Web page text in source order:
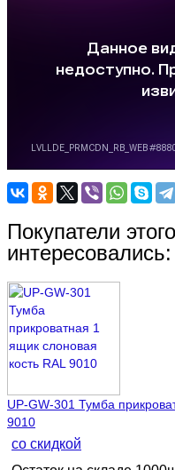
Покупатели
интересовались:
UP-GW-301 Тумба
9010
со скидкой